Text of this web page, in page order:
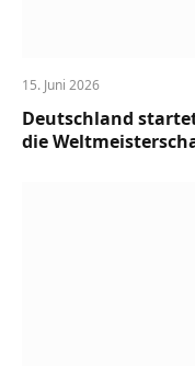
15. Juni 2026
Deutschland
die